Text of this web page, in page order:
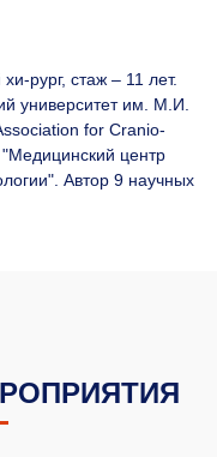
рург, стаж – 11 лет.
университет им. М.И.
for Cranio-
центр
Автор 9 научных